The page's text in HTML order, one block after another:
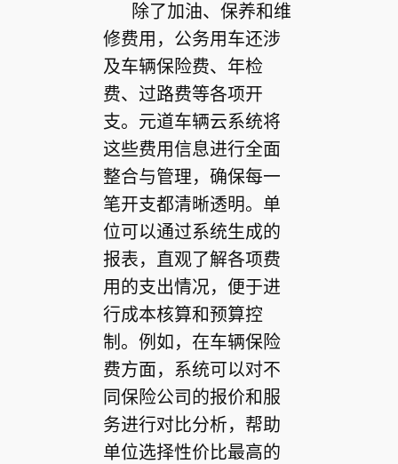
除了加油、保养和维
修费用，公务用车还涉
及车辆保险费、年检
费、过路费等各项开
支。元道车辆云系统将
这些费用信息进行全面
整合与管理，确保每一
笔开支都清晰透明。单
位可以通过系统生成的
报表，直观了解各项费
用的支出情况，便于进
行成本核算和预算控
制。例如，在车辆保险
费方面，系统可以对不
同保险公司的报价和服
务进行对比分析，帮助
单位选择性价比最高的